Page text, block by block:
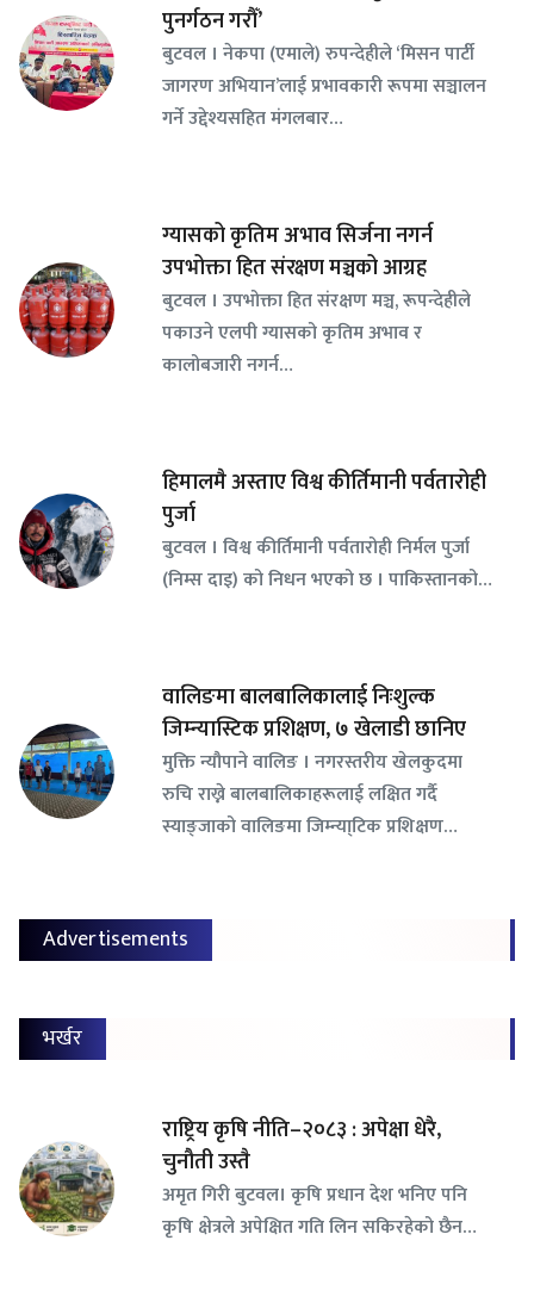
पुनर्गठन गरौँ’
बुटवल । नेकपा (एमाले) रुपन्देहीले ‘मिसन पार्टी
जागरण अभियान’लाई प्रभावकारी रूपमा सञ्चालन
गर्ने उद्देश्यसहित मंगलबार…
ग्यासको कृतिम अभाव सिर्जना नगर्न
उपभोक्ता हित संरक्षण मञ्चको आग्रह
बुटवल । उपभोक्ता हित संरक्षण मञ्च, रूपन्देहीले
पकाउने एलपी ग्यासको कृतिम अभाव र
कालोबजारी नगर्न…
हिमालमै अस्ताए विश्व कीर्तिमानी पर्वतारोही
पुर्जा
बुटवल । विश्व कीर्तिमानी पर्वतारोही निर्मल पुर्जा
(निम्स दाइ) को निधन भएको छ । पाकिस्तानको…
वालिङमा बालबालिकालाई निःशुल्क
जिम्न्यास्टिक प्रशिक्षण, ७ खेलाडी छानिए
​मुक्ति न्यौपाने वालिङ । नगरस्तरीय खेलकुदमा
रुचि राख्ने बालबालिकाहरूलाई लक्षित गर्दै
स्याङ्जाको वालिङमा जिम्न्या्टिक प्रशिक्षण…
Advertisements
भर्खर
राष्ट्रिय कृषि नीति–२०८३ : अपेक्षा धेरै,
चुनौती उस्तै
अमृत गिरी बुटवल। कृषि प्रधान देश भनिए पनि
कृषि क्षेत्रले अपेक्षित गति लिन सकिरहेको छैन…